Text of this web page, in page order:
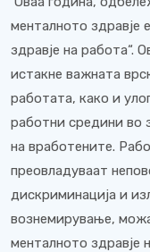
менталното здравје
здравје на работа“.
истакне важната
работата, како и
работни средини во
на вработените.
преовладуваат
дискриминација и
вознемирување,
менталното здравје